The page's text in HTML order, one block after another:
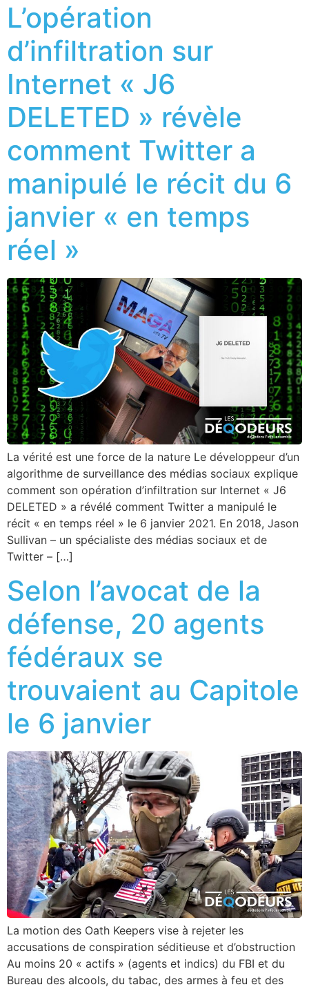
L’opération
d’infiltration sur
Internet « J6
DELETED » révèle
comment Twitter a
manipulé le récit du 6
janvier « en temps
réel »
La vérité est une force de la nature Le développeur d’un
algorithme de surveillance des médias sociaux explique
comment son opération d’infiltration sur Internet « J6
DELETED » a révélé comment Twitter a manipulé le
récit « en temps réel » le 6 janvier 2021. En 2018, Jason
Sullivan – un spécialiste des médias sociaux et de
Twitter – […]
Selon l’avocat de la
défense, 20 agents
fédéraux se
trouvaient au Capitole
le 6 janvier
La motion des Oath Keepers vise à rejeter les
accusations de conspiration séditieuse et d’obstruction
Au moins 20 « actifs » (agents et indics) du FBI et du
Bureau des alcools, du tabac, des armes à feu et des